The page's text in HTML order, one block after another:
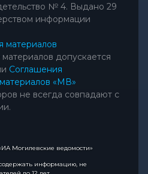
№ 4. Выдано 29
информации
материалов
допускается
Соглашения
«МВ»
не всегда совпадают с
Могилевские ведомости»
информацию, не